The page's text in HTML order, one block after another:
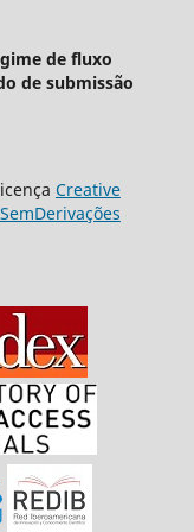
de fluxo
de submissão
Creative